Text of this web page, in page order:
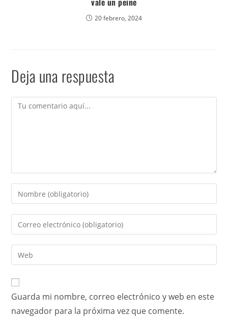
20 febrero, 2024
Deja una respuesta
Guarda mi nombre, correo electrónico y web en este
navegador para la próxima vez que comente.